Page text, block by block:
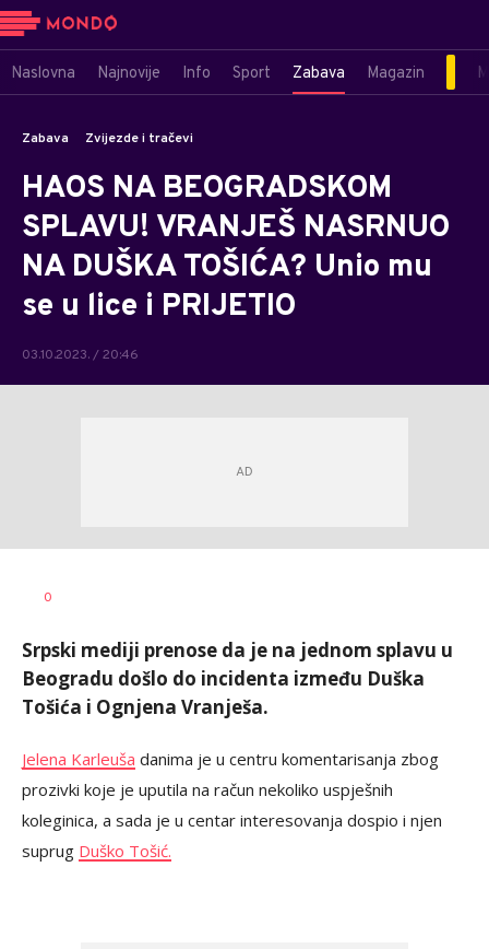
Naslovna Najnovije Info Sport Zabava Magazin
Zabava Zvijezde i tračevi
HAOS NA BEOGRADSKOM
SPLAVU! VRANJEŠ NASRNUO
NA DUŠKA TOŠIĆA? Unio mu
se u lice i PRIJETIO
03.10.2023. / 20:46
0
Srpski mediji prenose da je na jednom splavu u
Beogradu došlo do incidenta između Duška
Tošića i Ognjena Vranješa.
Jelena Karleuša danima je u centru komentarisanja zbog
prozivki koje je uputila na račun nekoliko uspješnih
koleginica, a sada je u centar interesovanja dospio i njen
suprug Duško Tošić.